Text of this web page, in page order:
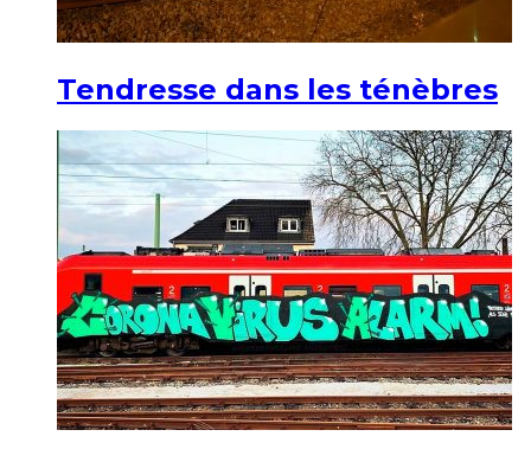
Tendresse dans les ténèbres